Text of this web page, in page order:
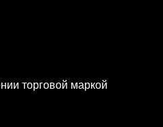
торговой маркой